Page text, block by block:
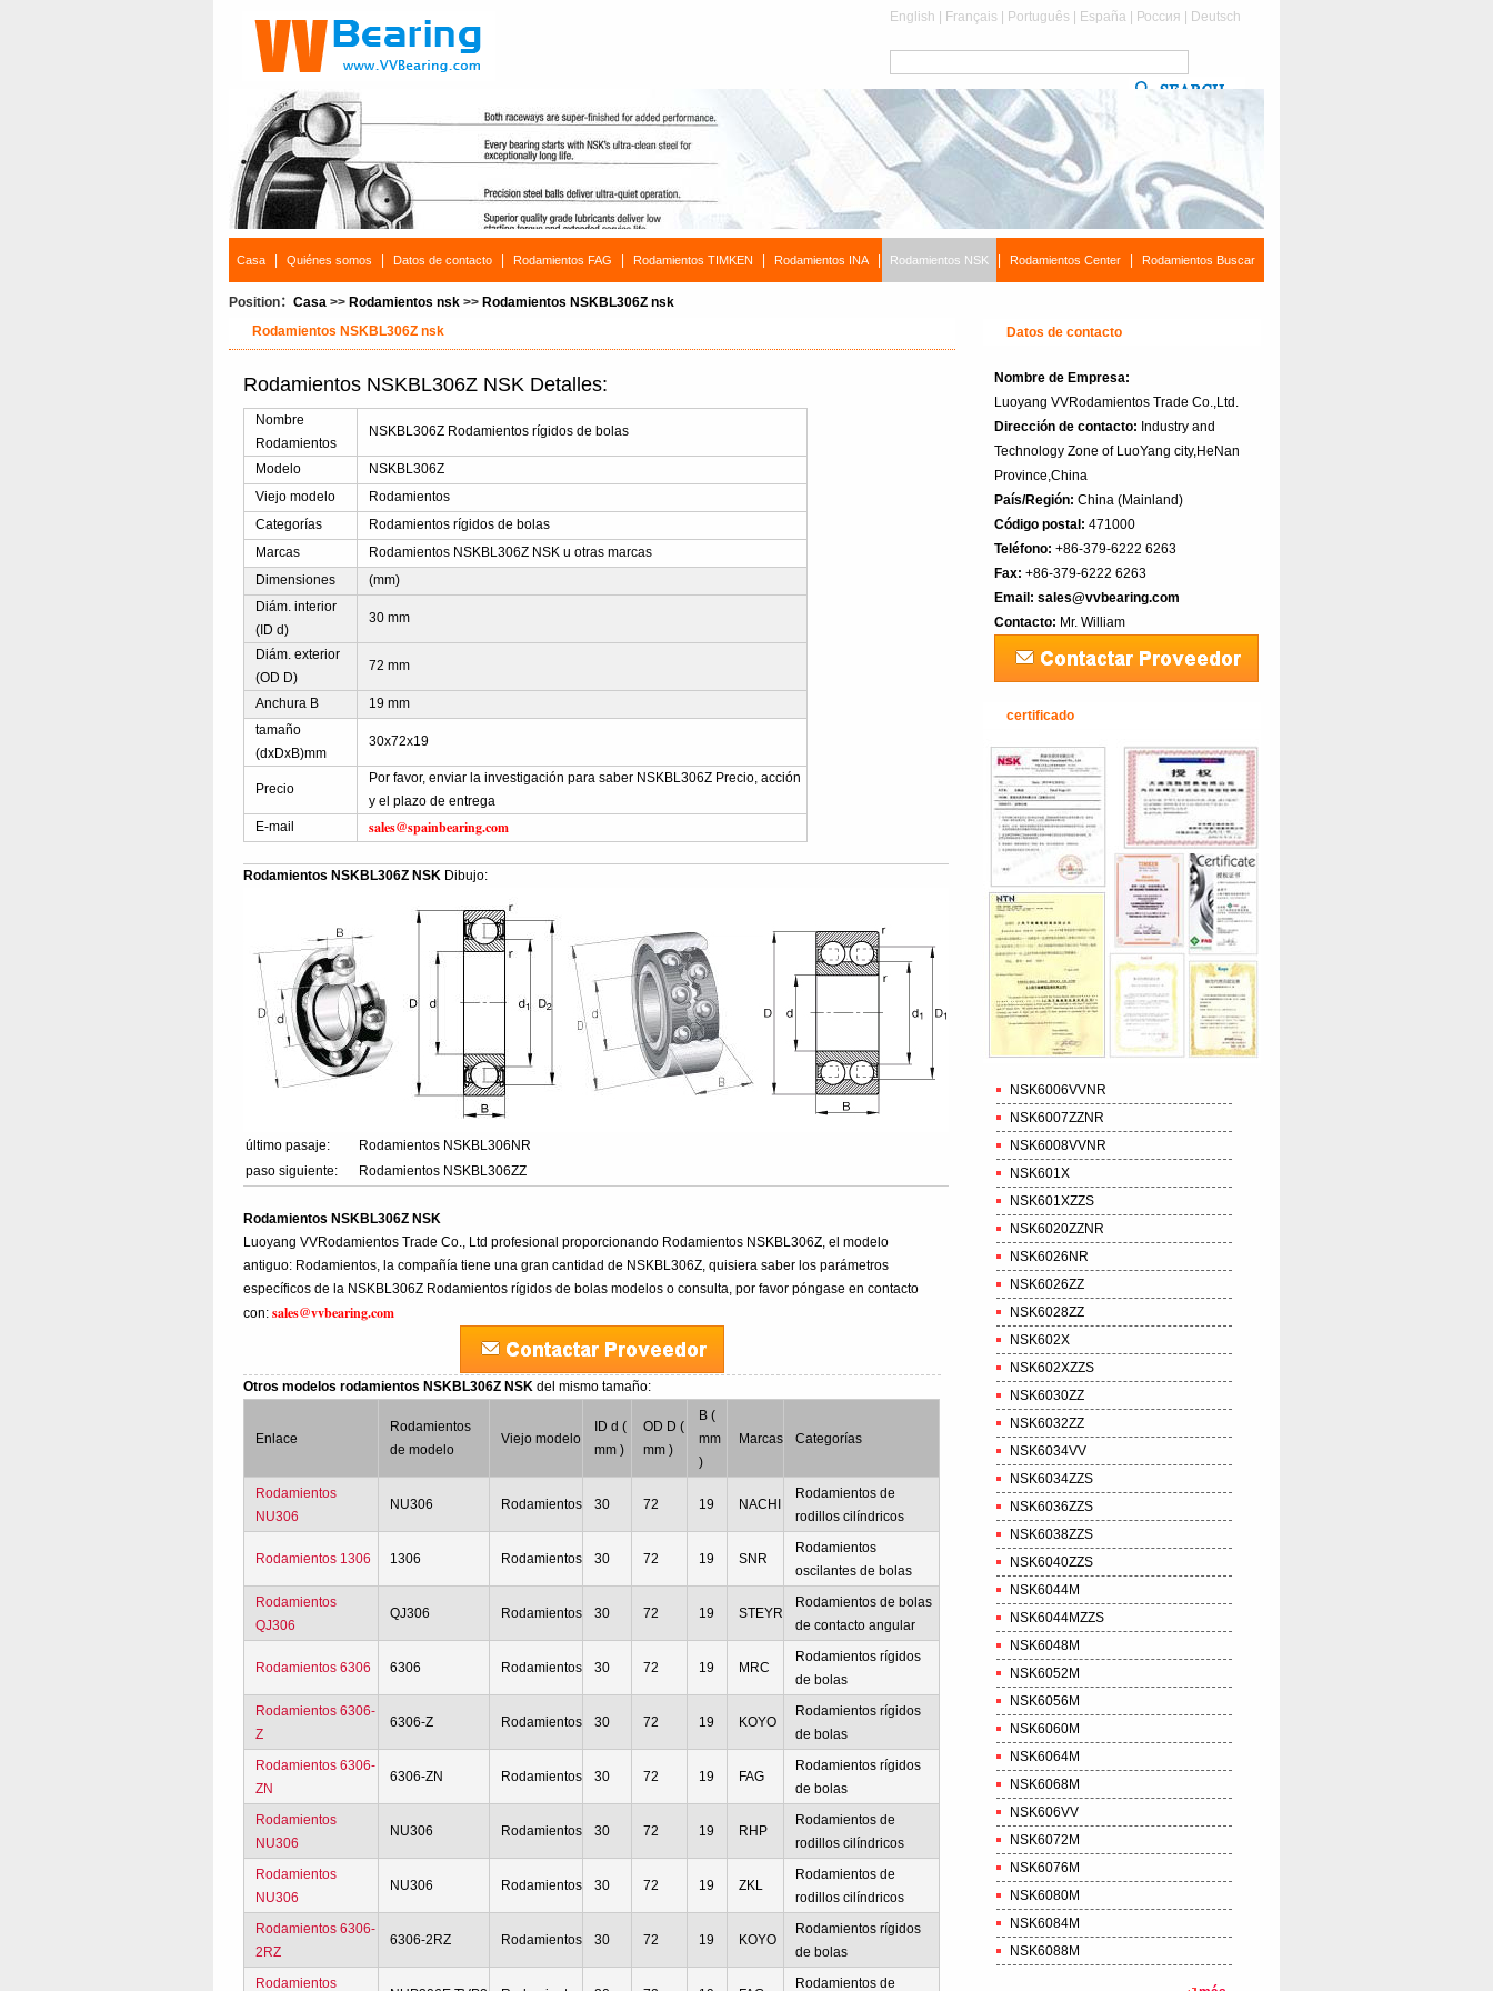
English Français Português España Россия Deutsch
Casa Quiénes somos Datos de contacto Rodamientos FAG Rodamientos TIMKEN Rodamientos INA Rodamientos NSK Rodamientos Center Rodamientos Buscar
Position： Casa >> Rodamientos nsk >> Rodamientos NSKBL306Z nsk
Rodamientos NSKBL306Z nsk
Rodamientos NSKBL306Z NSK Detalles:
Nombre
Rodamientos
NSKBL306Z Rodamientos rígidos de bolas
Modelo
NSKBL306Z
Viejo modelo
Rodamientos
Categorías
Rodamientos rígidos de bolas
Marcas
Rodamientos NSKBL306Z NSK u otras marcas
Dimensiones
(mm)
Diám. interior
(ID d)
30 mm
Diám. exterior
(OD D)
72 mm
Anchura B
19 mm
tamaño
(dxDxB)mm
30x72x19
Precio
Por favor, enviar la investigación para saber NSKBL306Z Precio, acción
y el plazo de entrega
E-mail
sales@spainbearing.com
Rodamientos NSKBL306Z NSK Dibujo:
último pasaje:
Rodamientos NSKBL306NR
paso siguiente:
Rodamientos NSKBL306ZZ
Rodamientos NSKBL306Z NSK
Luoyang VVRodamientos Trade Co., Ltd profesional proporcionando Rodamientos NSKBL306Z, el modelo
antiguo: Rodamientos, la compañía tiene una gran cantidad de NSKBL306Z, quisiera saber los parámetros
específicos de la NSKBL306Z Rodamientos rígidos de bolas modelos o consulta, por favor póngase en contacto
con:sales@vvbearing.com
Otros modelos rodamientos NSKBL306Z NSKdel mismo tamaño:
Enlace
Rodamientos
de modelo
Viejo modelo
ID d (
mm )
OD D (
mm )
B (
mm
)
Marcas Categorías
Rodamientos
NU306
NU306 Rodamientos 30 72 19 NACHI
Rodamientos de
rodillos cilíndricos
Rodamientos 1306 1306 Rodamientos 30 72 19 SNR
Rodamientos
oscilantes de bolas
Rodamientos
QJ306
QJ306 Rodamientos 30 72 19 STEYR
Rodamientos de bolas
de contacto angular
Rodamientos 6306 6306 Rodamientos 30 72 19 MRC
Rodamientos rígidos
de bolas
Rodamientos 6306-
Z
6306-Z Rodamientos 30 72 19 KOYO
Rodamientos rígidos
de bolas
Rodamientos 6306-
ZN
6306-ZN Rodamientos 30 72 19 FAG
Rodamientos rígidos
de bolas
Rodamientos
NU306
NU306 Rodamientos 30 72 19 RHP
Rodamientos de
rodillos cilíndricos
Rodamientos
NU306
NU306 Rodamientos 30 72 19 ZKL
Rodamientos de
rodillos cilíndricos
Rodamientos 6306-
2RZ
6306-2RZ Rodamientos 30 72 19 KOYO
Rodamientos rígidos
de bolas
Rodamientos
Rodamientos de
Datos de contacto
Nombre de Empresa:
Luoyang VVRodamientos Trade Co.,Ltd.
Dirección de contacto: Industry and
Technology Zone of LuoYang city,HeNan
Province,China
País/Región: China (Mainland)‎
Código postal: 471000
Teléfono: +86-379-6222 6263
Fax: +86-379-6222 6263
Email: sales@vvbearing.com
Contacto: Mr. William
certificado
NSK6006VVNR
NSK6007ZZNR
NSK6008VVNR
NSK601X
NSK601XZZS
NSK6020ZZNR
NSK6026NR
NSK6026ZZ
NSK6028ZZ
NSK602X
NSK602XZZS
NSK6030ZZ
NSK6032ZZ
NSK6034VV
NSK6034ZZS
NSK6036ZZS
NSK6038ZZS
NSK6040ZZS
NSK6044M
NSK6044MZZS
NSK6048M
NSK6052M
NSK6056M
NSK6060M
NSK6064M
NSK6068M
NSK606VV
NSK6072M
NSK6076M
NSK6080M
NSK6084M
NSK6088M